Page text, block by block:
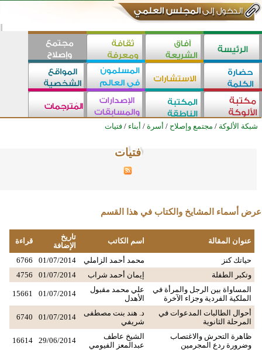
شبكة الألوكة / مجتمع وإصلاح / أسرة / أبناء / فتيات
فتيات
فتيات
فتيات
فتيات
فتيات
فتيات
فتيات
فتيات
فتيات
فتيات
فتيات
فتيات
فتيات
فتيات
فتيات
فتيات
فتيات
فتيات
فتيات
فتيات
فتيات
فتيات
فتيات
فتيات
فتيات
عرض أسماء المشايخ والكتاب في هذا القسم
عنوان المقالة اسم الكاتب
تاريخ
الإضافة
قراءة
حياتك كنز محمد أحمد الزاملي 01/07/2014
6766
وتكبر الطفلة
إيمان أحمد شراب 01/07/2014
4756
المساواة بين الرجل والمرأة في
الملكية الفردية وجزاء الآخرة
علي محمد مقبول
الأهدل
01/07/2014
15661
أحوال الطالبات المدعوات في
المرحلة الثانوية
د. هند بنت مصطفى
شريفي
01/07/2014
6740
ظاهرة التحرش والاغتصاب
وضرورة ردع المجرمين
الشيخ عاطف
عبدالمعز الفيومي
29/06/2014
16614